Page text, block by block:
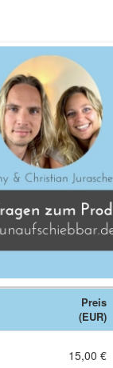
Preis
(EUR)
15,00 €